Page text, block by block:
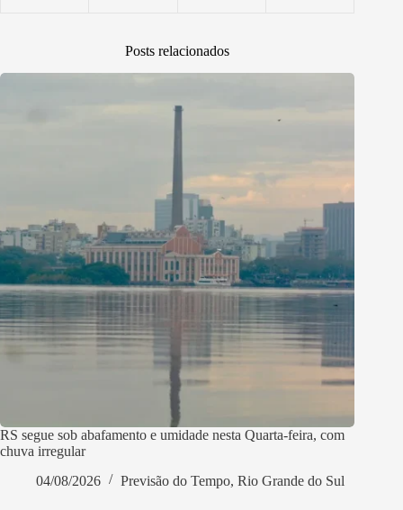
Posts relacionados
RS segue sob abafamento e umidade nesta Quarta-feira, com
chuva irregular
04/08/2026
Previsão do Tempo, Rio Grande do Sul